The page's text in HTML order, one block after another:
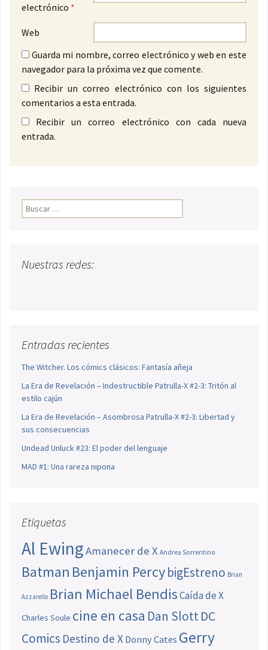
electrónico *
Web
Guarda mi nombre, correo electrónico y web en este
navegador para la próxima vez que comente.
Recibir un correo electrónico con los siguientes
comentarios a esta entrada.
Recibir un correo electrónico con cada nueva
entrada.
Buscar:
Nuestras redes:
Entradas recientes
The Witcher. Los cómics clásicos: Fantasía añeja
La Era de Revelación – Indestructible Patrulla-X #2-3: Tritón al
estilo cajún
La Era de Revelación – Asombrosa Patrulla-X #2-3: Libertad y
sus consecuencias
Undead Unluck #23: El poder del lenguaje
MAD #1: Una rareza nipona
Etiquetas
Al EwingAmanecer de X Andrea Sorrentino
Batman Benjamin PercybigEstreno Brian
Azzarello Brian Michael BendisCaída de X
Charles Soule cine en casa Dan SlottDC
Comics Destino de X Donny Cates Gerry